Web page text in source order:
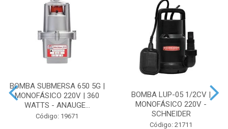
BOMBA SUBMERSA 650 5G |
MONOFÁSICO 220V | 360
WATTS - ANAUGE...
Código: 19671
BOMBA LUP-05 1/2CV |
MONOFÁSICO 220V -
SCHNEIDER
Código: 21711